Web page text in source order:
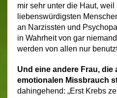
mir sehr unter die Haut, weil
liebenswürdigsten
an Narzissten und
in Wahrheit von gar
werden von allen nur
Und eine andere Frau, die
emotionalen Missbrauch
dahingehend: „Erst Krebs